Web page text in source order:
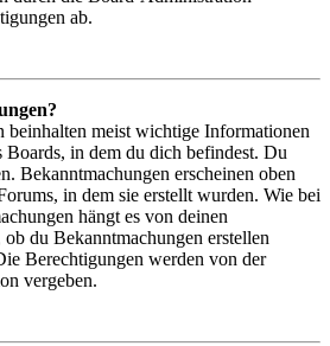
ab.
beinhalten meist wichtige Informationen
Boards, in dem du dich befindest. Du
Bekanntmachungen erscheinen oben
in dem sie erstellt wurden. Wie bei
hängt es von deinen
du Bekanntmachungen erstellen
Berechtigungen werden von der
vergeben.